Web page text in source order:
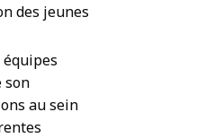
des jeunes
son
au sein